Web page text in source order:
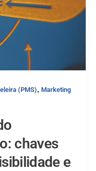
(PMS), Marketing
chaves
e